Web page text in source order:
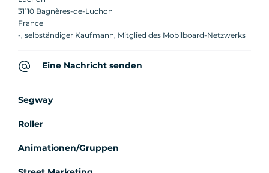
31110 Bagnères-de-Luchon
France
-, selbständiger Kaufmann, Mitglied des Mobilboard-Netzwerks
Eine Nachricht senden
Segway
Roller
Animationen/Gruppen